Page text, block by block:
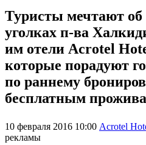
Туристы мечтают об
уголках п-ва
им отели Acrotel
которые порадуют
по раннему
бесплатным
10 февраля 2016 10:00 Acrotel
рекламы